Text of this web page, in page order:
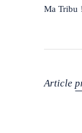
Ma Tribu !
Article